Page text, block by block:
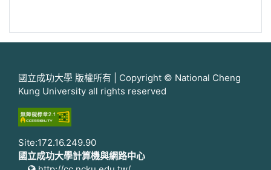
國立成功大學 版權所有 | Copyright © National Cheng
Kung University all rights reserved
Site:172.16.249.90
國立成功大學計算機與網路中心